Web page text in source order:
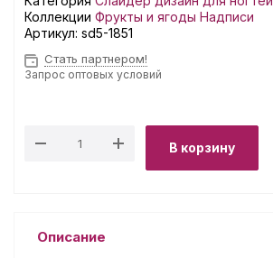
Коллекции Фрукты и ягоды Надписи
Артикул: sd5-1851
Стать партнером!
Запрос оптовых условий
В корзину
Описание